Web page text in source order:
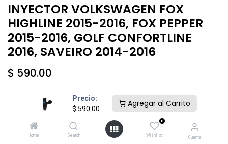
Precio:
$ 590.00
Agregar al Carrito
Home Search
0
Wishlist Cuenta
INYECTOR VOLKSWAGEN FOX
HIGHLINE 2015-2016, FOX PEPPER
2015-2016, GOLF CONFORTLINE
2016, SAVEIRO 2014-2016
$ 590.00
Añadir al carrito Comprar ahora